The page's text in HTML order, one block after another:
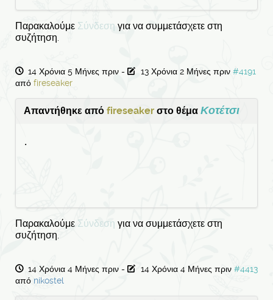
Παρακαλούμε Σύνδεση για να συμμετάσχετε στη
συζήτηση.
14 Χρόνια 5 Μήνες πριν - 13 Χρόνια 2 Μήνες πριν #4191
από fireseaker
Απαντήθηκε από fireseaker στο θέμα Κοτέτσι
.
Παρακαλούμε Σύνδεση για να συμμετάσχετε στη
συζήτηση.
14 Χρόνια 4 Μήνες πριν - 14 Χρόνια 4 Μήνες πριν #4413
από nikostel